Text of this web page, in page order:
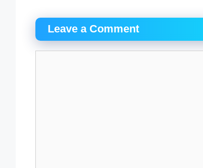
Leave a Comment